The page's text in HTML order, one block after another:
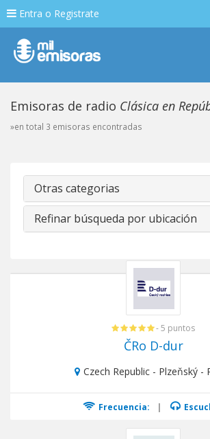
Entra o Registrate
Emisoras de radio Clásica en
»en total 3 emisoras encontradas
Otras categorias
Refinar búsqueda por ubicación
- 5 puntos
ČRo D-dur
Czech Republic - Plzeňský -
Frecuencia: |